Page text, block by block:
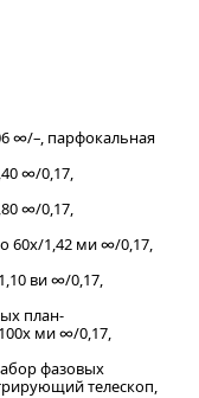
∞/–, парфокальная
∞/0,17,
∞/0,17,
60х/1,42 ми ∞/0,17,
ви ∞/0,17,
план-
ми ∞/0,17,
фазовых
телескоп,